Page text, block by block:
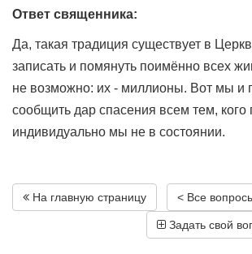
Ответ священника:
Да, такая традиция существует в
записать и помянуть поимённо всех
не возможно: их - миллионы. Вот мы и
сообщить дар спасения всем тем, кого
индивидуально мы не в состоянии.
На главную страницу < Все
Задать свой